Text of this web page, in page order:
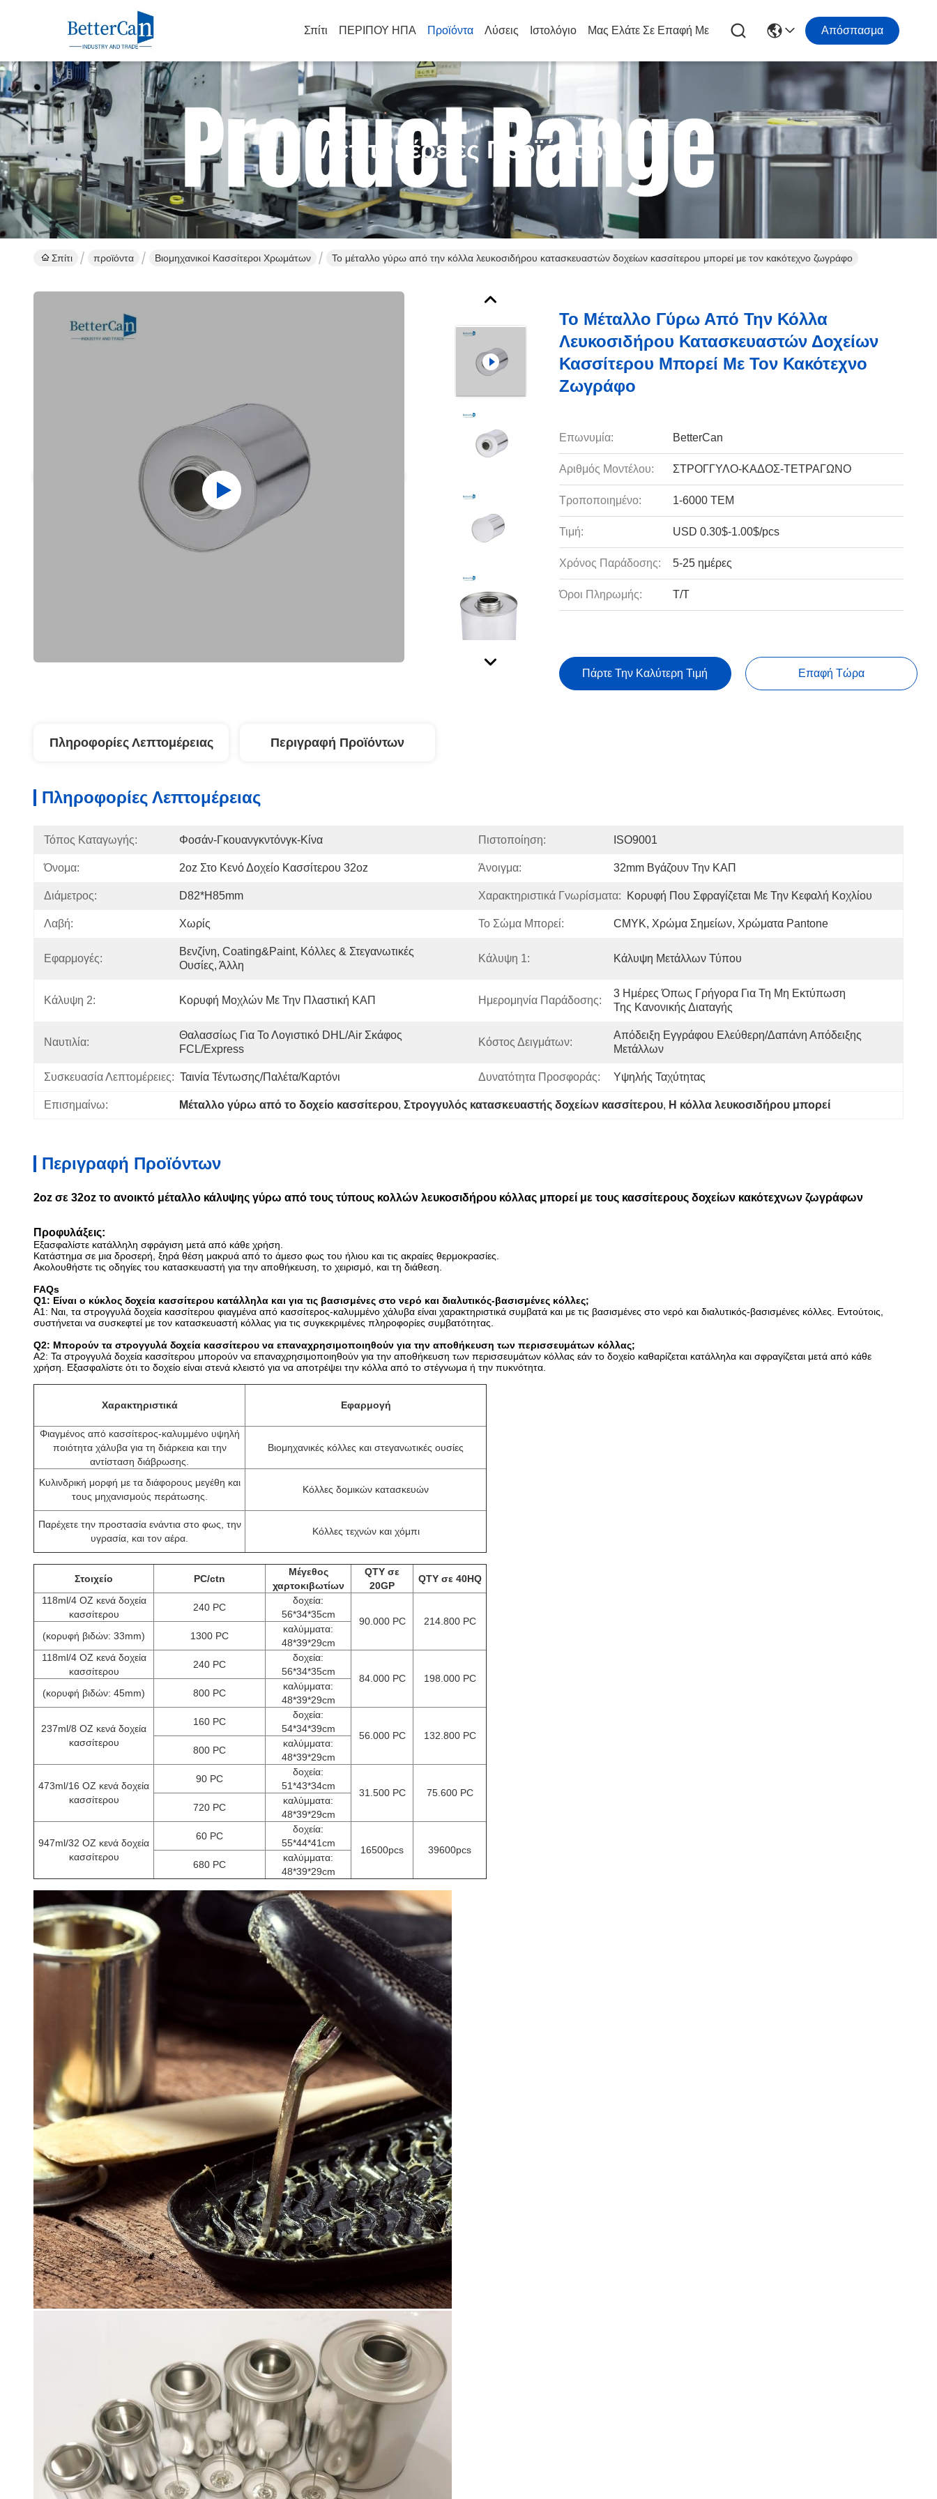
Σπίτι ΠΕΡΙΠΟΥ ΗΠΑ Προϊόντα Λύσεις Ιστολόγιο Μας Ελάτε Σε Επαφή Με Απόσπασμα
Λεπτομέρειες Προϊόντων
Σπίτι προϊόντα Βιομηχανικοί Κασσίτεροι Χρωμάτων Το μέταλλο γύρω από την κόλλα λευκοσιδήρου κατασκευαστών δοχείων κασσίτερου μπορεί με τον κακότεχνο ζωγράφο
Το Μέταλλο Γύρω Από Την Κόλλα
Λευκοσιδήρου Κατασκευαστών Δοχείων
Κασσίτερου Μπορεί Με Τον Κακότεχνο
Ζωγράφο
Επωνυμία: BetterCan
Αριθμός Μοντέλου: ΣΤΡΟΓΓΥΛΟ-ΚΑΔΟΣ-ΤΕΤΡΑΓΩΝΟ
Τροποποιημένο: 1-6000 ΤΕΜ
Τιμή: USD 0.30$-1.00$/pcs
Χρόνος Παράδοσης: 5-25 ημέρες
Όροι Πληρωμής: T/T
Πάρτε Την Καλύτερη Τιμή Επαφή Τώρα
Πληροφορίες Λεπτομέρειας Περιγραφή Προϊόντων
Πληροφορίες Λεπτομέρειας
Τόπος Καταγωγής: Φοσάν-Γκουανγκντόνγκ-Κίνα Πιστοποίηση: ISO9001
Όνομα: 2oz Στο Κενό Δοχείο Κασσίτερου 32oz Άνοιγμα: 32mm Βγάζουν Την ΚΑΠ
Διάμετρος: D82*H85mm Χαρακτηριστικά Γνωρίσματα: Κορυφή Που Σφραγίζεται Με Την Κεφαλή Κοχλίου
Λαβή: Χωρίς Το Σώμα Μπορεί: CMYK, Χρώμα Σημείων, Χρώματα Pantone
Εφαρμογές:
Βενζίνη, Coating&Paint, Κόλλες & Στεγανωτικές
Ουσίες, Άλλη
Κάλυψη 1: Κάλυψη Μετάλλων Τύπου
Κάλυψη 2: Κορυφή Μοχλών Με Την Πλαστική ΚΑΠ Ημερομηνία Παράδοσης:
3 Ημέρες Όπως Γρήγορα Για Τη Μη Εκτύπωση
Της Κανονικής Διαταγής
Ναυτιλία:
Θαλασσίως Για Το Λογιστικό DHL/Air Σκάφος
FCL/Express
Κόστος Δειγμάτων:
Απόδειξη Εγγράφου Ελεύθερη/δαπάνη Απόδειξης
Μετάλλων
Συσκευασία Λεπτομέρειες: Ταινία Τέντωσης/παλέτα/καρτόνι Δυνατότητα Προσφοράς: Υψηλής Ταχύτητας
Επισημαίνω: Μέταλλο γύρω από το δοχείο κασσίτερου, Στρογγυλός κατασκευαστής δοχείων κασσίτερου, Η κόλλα λευκοσιδήρου μπορεί
Περιγραφή Προϊόντων
2oz σε 32oz το ανοικτό μέταλλο κάλυψης γύρω από τους τύπους κολλών λευκοσιδήρου κόλλας μπορεί με τους κασσίτερους δοχείων κακότεχνων ζωγράφων
Προφυλάξεις:
Εξασφαλίστε κατάλληλη σφράγιση μετά από κάθε χρήση.
Κατάστημα σε μια δροσερή, ξηρά θέση μακρυά από το άμεσο φως του ήλιου και τις ακραίες θερμοκρασίες.
Ακολουθήστε τις οδηγίες του κατασκευαστή για την αποθήκευση, το χειρισμό, και τη διάθεση.
FAQs
Q1: Είναι ο κύκλος δοχεία κασσίτερου κατάλληλα και για τις βασισμένες στο νερό και διαλυτικός-βασισμένες κόλλες;
Α1: Ναι, τα στρογγυλά δοχεία κασσίτερου φιαγμένα από κασσίτερος-καλυμμένο χάλυβα είναι χαρακτηριστικά συμβατά και με τις βασισμένες στο νερό και διαλυτικός-βασισμένες κόλλες. Εντούτοις,
συστήνεται να συσκεφτεί με τον κατασκευαστή κόλλας για τις συγκεκριμένες πληροφορίες συμβατότητας.
Q2: Μπορούν τα στρογγυλά δοχεία κασσίτερου να επαναχρησιμοποιηθούν για την αποθήκευση των περισσευμάτων κόλλας;
A2: Τα στρογγυλά δοχεία κασσίτερου μπορούν να επαναχρησιμοποιηθούν για την αποθήκευση των περισσευμάτων κόλλας εάν το δοχείο καθαρίζεται κατάλληλα και σφραγίζεται μετά από κάθε
χρήση. Εξασφαλίστε ότι το δοχείο είναι στενά κλειστό για να αποτρέψει την κόλλα από το στέγνωμα ή την πυκνότητα.
Χαρακτηριστικά Εφαρμογή
Φιαγμένος από κασσίτερος-καλυμμένο υψηλή
ποιότητα χάλυβα για τη διάρκεια και την
αντίσταση διάβρωσης.
Βιομηχανικές κόλλες και στεγανωτικές ουσίες
Κυλινδρική μορφή με τα διάφορους μεγέθη και
τους μηχανισμούς περάτωσης.
Κόλλες δομικών κατασκευών
Παρέχετε την προστασία ενάντια στο φως, την
υγρασία, και τον αέρα.
Κόλλες τεχνών και χόμπι
Στοιχείο PC/ctn
Μέγεθος
χαρτοκιβωτίων
QTY σε
20GP
QTY σε 40HQ
118ml/4 OZ κενά δοχεία
κασσίτερου
240 PC
δοχεία:
56*34*35cm
90.000 PC
214.800 PC
(κορυφή βιδών: 33mm)
1300 PC
καλύμματα:
48*39*29cm
118ml/4 OZ κενά δοχεία
κασσίτερου
240 PC
δοχεία:
56*34*35cm
84.000 PC
198.000 PC
(κορυφή βιδών: 45mm)
800 PC
καλύμματα:
48*39*29cm
237ml/8 OZ κενά δοχεία
κασσίτερου
160 PC
δοχεία:
54*34*39cm
56.000 PC
132.800 PC
800 PC
καλύμματα:
48*39*29cm
473ml/16 OZ κενά δοχεία
κασσίτερου
90 PC
δοχεία:
51*43*34cm
31.500 PC
75.600 PC
720 PC
καλύμματα:
48*39*29cm
947ml/32 OZ κενά δοχεία
κασσίτερου
60 PC
δοχεία:
55*44*41cm
16500pcs
39600pcs
680 PC
καλύμματα:
48*39*29cm